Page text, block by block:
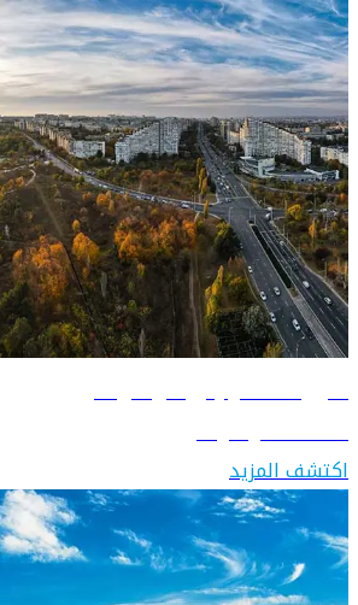
دليل السفر إلى مولدوفا
اكتشف مولدوفا
اكتشف المزيد